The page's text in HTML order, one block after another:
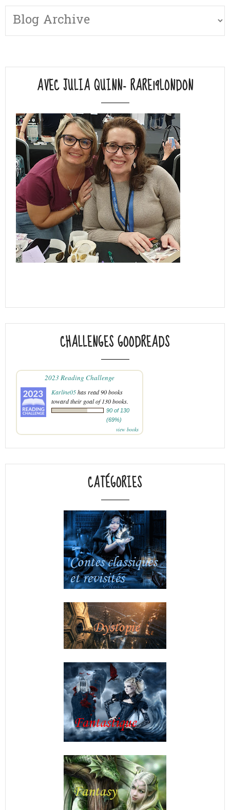
AVEC JULIA QUINN- RARE19LONDON
CHALLENGES GOODREADS
2023 Reading Challenge
Karline05has read 90 books
toward their goal of 130 books.
90 of 130
(69%)
view books
CATÉGORIES